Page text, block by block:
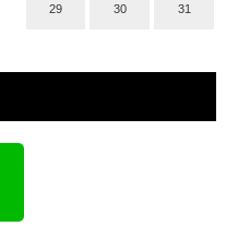
29 30 31